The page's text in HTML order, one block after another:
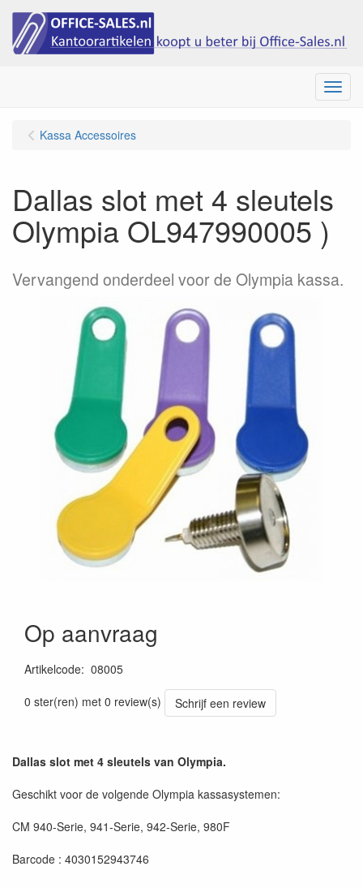
Menu
Kassa Accessoires
Dallas slot met 4 sleutels
Olympia OL947990005 )
Vervangend onderdeel voor de Olympia kassa.
Op aanvraag
Artikelcode: 08005
0 ster(ren) met 0 review(s)
Schrijf een review
Dallas slot met 4 sleutels van Olympia.
Geschikt voor de volgende Olympia kassasystemen:
CM 940-Serie, 941-Serie, 942-Serie, 980F
Barcode : 4030152943746